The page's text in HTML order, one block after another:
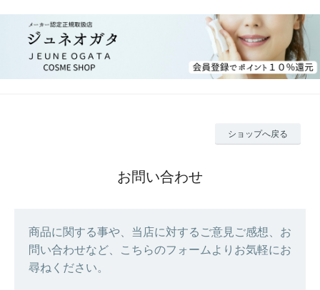
ショップへ戻る
お問い合わせ
商品に関する事や、当店に対するご意見ご感想、お
問い合わせなど、こちらのフォームよりお気軽にお
尋ねください。